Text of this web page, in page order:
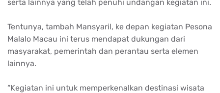
serta lainnya yang telah penuhi undangan kegiatan ini.
Tentunya, tambah Mansyaril, ke depan kegiatan Pesona
Malalo Macau ini terus mendapat dukungan dari
masyarakat, pemerintah dan perantau serta elemen
lainnya.
“Kegiatan ini untuk memperkenalkan destinasi wisata